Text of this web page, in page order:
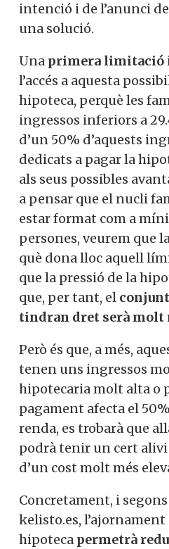
intenció i de l’anunci
una solució.
Una primera limitació
l’accés a aquesta
hipoteca, perquè les
ingressos inferiors a
d’un 50% d’aquests
dedicats a pagar la
als seus possibles
a pensar que el nucli
estar format com a
persones, veurem que
què dona lloc aquell
que la pressió de la
que, per tant, el
tindran dret serà molt
Però és que, a més,
tenen uns ingressos
hipotecaria molt alta o
pagament afecta el
renda, es trobarà que
podrà tenir un cert alivi
d’un cost molt més
Concretament, i segons
kelisto.es, l’ajornament
hipoteca permetrà